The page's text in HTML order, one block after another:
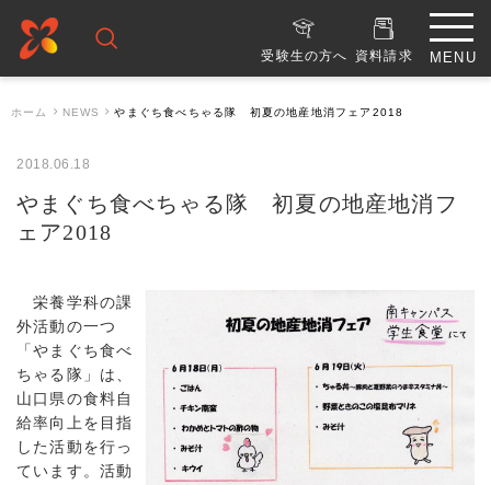
受験生の方へ 資料請求
ホーム NEWS やまぐち食べちゃる隊 初夏の地産地消フェア2018
2018.06.18
やまぐち食べちゃる隊 初夏の地産地消フ
ェア2018
栄養学科の課
外活動の一つ
「やまぐち食べ
ちゃる隊」は、
山口県の食料自
給率向上を目指
した活動を行っ
ています。活動